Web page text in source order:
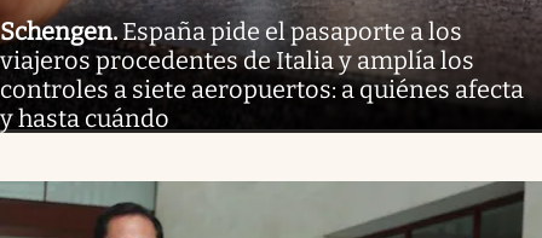
Schengen. España pide el pasaporte a los
viajeros procedentes de Italia y amplía los
controles a siete aeropuertos: a quiénes afecta
y hasta cuándo